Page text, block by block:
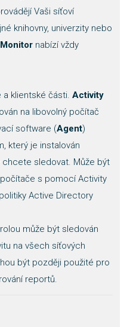
Vaši síťoví
knihovny, univerzity nebo
nabízí vždy
klientské části. Activity
na libovolný počítač
software (Agent)
který je instalován
sledovat. Může být
s pomocí Activity
Active Directory
může být sledován
na všech síťových
být později použité pro
reportů.